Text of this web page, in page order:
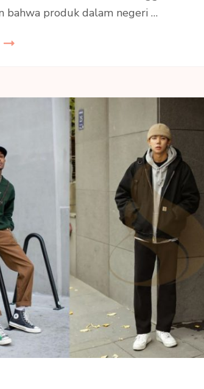
bahwa produk dalam negeri …